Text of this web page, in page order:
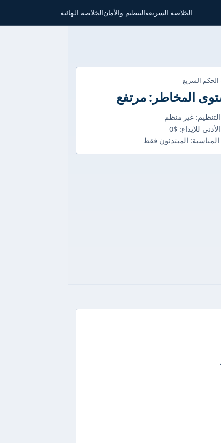
الخلاصة السريعةالتنظيم والأمانالخلاصة النهائية
الحكم السريع
المخاطر: مرتفع
غير منظم
للإيداع: $0
المناسبة: المبتدئون فقط